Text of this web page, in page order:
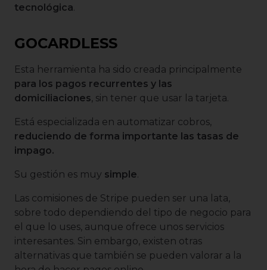
tecnológica.
GOCARDLESS
Esta herramienta ha sido creada principalmente
para los pagos recurrentes y las
domiciliaciones, sin tener que usar la tarjeta.
Está especializada en automatizar cobros,
reduciendo de forma importante las tasas de
impago.
Su gestión es muy simple.
Las comisiones de Stripe pueden ser una lata,
sobre todo dependiendo del tipo de negocio para
el que lo uses, aunque ofrece unos servicios
interesantes. Sin embargo, existen otras
alternativas que también se pueden valorar a la